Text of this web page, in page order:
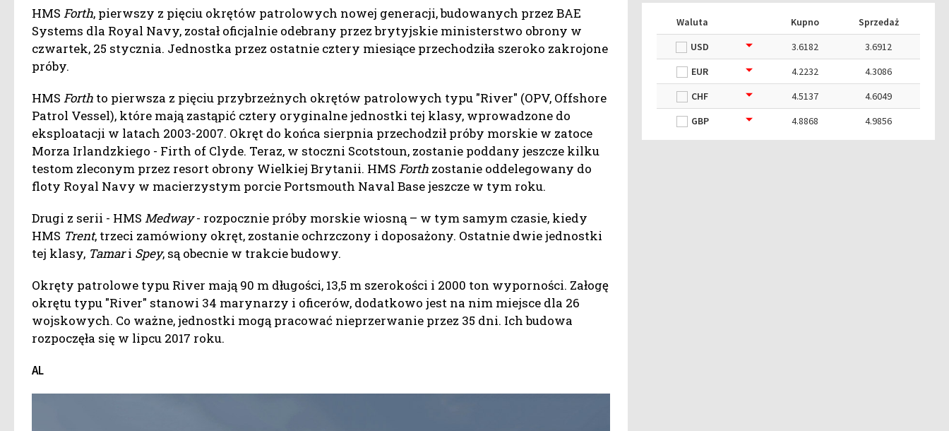
HMS Forth, pierwszy z pięciu okrętów patrolowych nowej generacji, budowanych przez BAE
Systems dla Royal Navy, został oficjalnie odebrany przez brytyjskie ministerstwo obrony w
czwartek, 25 stycznia. Jednostka przez ostatnie cztery miesiące przechodziła szeroko zakrojone
próby.
HMS Forth to pierwsza z pięciu przybrzeżnych okrętów patrolowych typu "River" (OPV, Offshore
Patrol Vessel), które mają zastąpić cztery oryginalne jednostki tej klasy, wprowadzone do
eksploatacji w latach 2003-2007. Okręt do końca sierpnia przechodził próby morskie w zatoce
Morza Irlandzkiego - Firth of Clyde. Teraz, w stoczni Scotstoun, zostanie poddany jeszcze kilku
testom zleconym przez resort obrony Wielkiej Brytanii. HMS Forth zostanie oddelegowany do
floty Royal Navy w macierzystym porcie Portsmouth Naval Base jeszcze w tym roku.
Drugi z serii - HMS Medway- rozpocznie próby morskie wiosną – w tym samym czasie, kiedy
HMS Trent, trzeci zamówiony okręt, zostanie ochrzczony i doposażony. Ostatnie dwie jednostki
tej klasy, Tamari Spey, są obecnie w trakcie budowy.
Okręty patrolowe typu River mają 90 m długości, 13,5 m szerokości i 2000 ton wyporności. Załogę
okrętu typu "River" stanowi 34 marynarzy i oficerów, dodatkowo jest na nim miejsce dla 26
wojskowych. Co ważne, jednostki mogą pracować nieprzerwanie przez 35 dni. Ich budowa
rozpoczęła się w lipcu 2017 roku.
AL
Waluta Kupno
Sprzedaż
USD
3.6182
3.6912
EUR
4.2232
4.3086
CHF
4.5137
4.6049
GBP
4.8868 4.9856